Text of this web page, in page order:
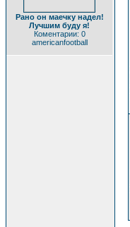
Рано он маечку надел!
Лучшим буду я!
Коментарии: 0
americanfootball